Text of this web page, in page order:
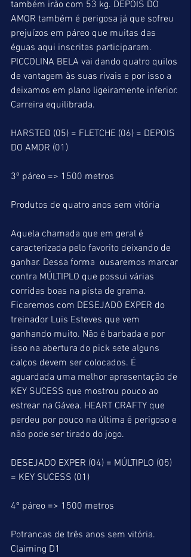
também irão com 53 kg. DEPOIS DO
AMOR também é perigosa já que sofreu
prejuízos em páreo que muitas das
éguas aqui inscritas participaram.
PICCOLINA BELA vai dando quatro quilos
de vantagem às suas rivais e por isso a
deixamos em plano ligeiramente inferior.
Carreira equilibrada.
HARSTED (05) = FLETCHE (06) = DEPOIS
DO AMOR (01)
3º páreo => 1500 metros
Produtos de quatro anos sem vitória
Aquela chamada que em geral é
caracterizada pelo favorito deixando de
ganhar. Dessa forma  ousaremos marcar
contra MÚLTIPLO que possui várias
corridas boas na pista de grama.
Ficaremos com DESEJADO EXPER do
treinador Luis Esteves que vem
ganhando muito. Não é barbada e por
isso na abertura do pick sete alguns
calços devem ser colocados. É
aguardada uma melhor apresentação de
KEY SUCESS que mostrou pouco ao
estrear na Gávea. HEART CRAFTY que
perdeu por pouco na última é perigoso e
não pode ser tirado do jogo.
DESEJADO EXPER (04) = MÚLTIPLO (05)
= KEY SUCESS (01)
4º páreo => 1500 metros
Potrancas de três anos sem vitória.
Claiming D1